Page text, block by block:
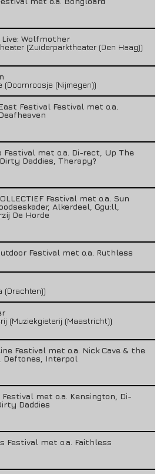
Wolfmother
(Zuiderparktheater (Den Haag))
(Doornroosje (Nijmegen))
Festival Festival met o.a.
Festival met o.a. Di-rect, Up The
Daddies, Therapy?
Festival met o.a. Sun
Alkerdeel, Ggu:ll,
De Horde
Festival met o.a. Ruthless
(Drachten))
(Muziekgieterij (Maastricht))
Festival met o.a. Nick Cave & the
Deftones, Interpol
Festival met o.a. Kensington, Di-
Daddies
Festival met o.a. Faithless